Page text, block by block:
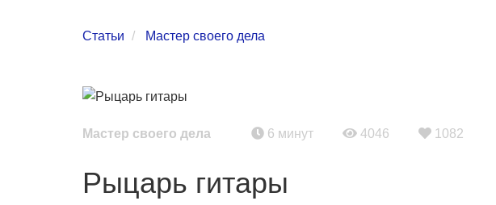
Статьи Мастер своего дела
Мастер своего дела 6 минут 4046 1082
Рыцарь гитары